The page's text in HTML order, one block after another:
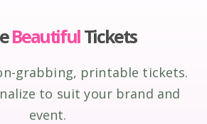
BeautifulTickets
grabbing, printable tickets.
to suit your brand and
event.